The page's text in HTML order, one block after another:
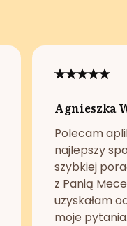
Agnieszka
Polecam
najlepszy
szybkiej
z Panią
uzyskałam
moje